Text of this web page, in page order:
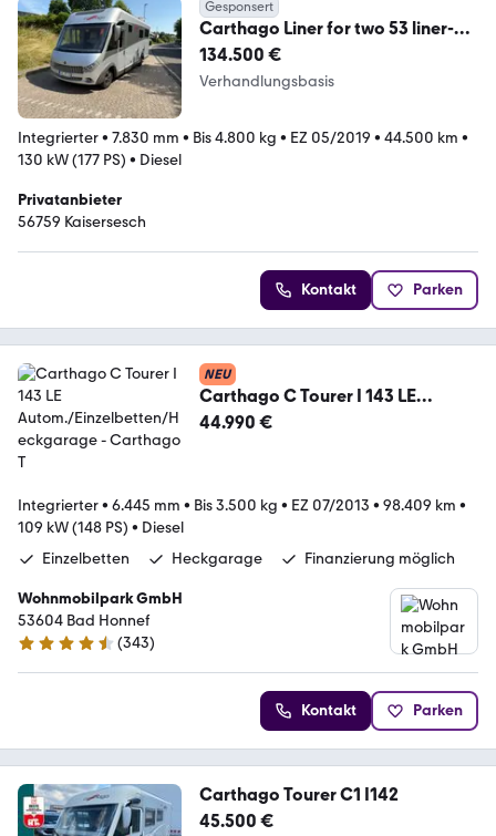
Gesponsert
Carthago Liner for two 53 liner-
for-two | Fiat | Hubst.
134.500 €
Verhandlungsbasis
Integrierter• 7.830 mm • Bis 4.800 kg • EZ 05/2019 • 44.500 km •
130 kW (177 PS) • Diesel
Privatanbieter
56759 Kaisersesch
Kontakt Parken
NEU
Carthago C Tourer I 143 LE
Autom./Einzelbetten/Heckgarage
44.990 €
Integrierter• 6.445 mm • Bis 3.500 kg • EZ 07/2013 • 98.409 km •
109 kW (148 PS) • Diesel
Einzelbetten
Heckgarage Finanzierung möglich
Wohnmobilpark GmbH
53604 Bad Honnef
4.3 Sterne
(343)
Kontakt Parken
Carthago Tourer C1 I142
45.500 €